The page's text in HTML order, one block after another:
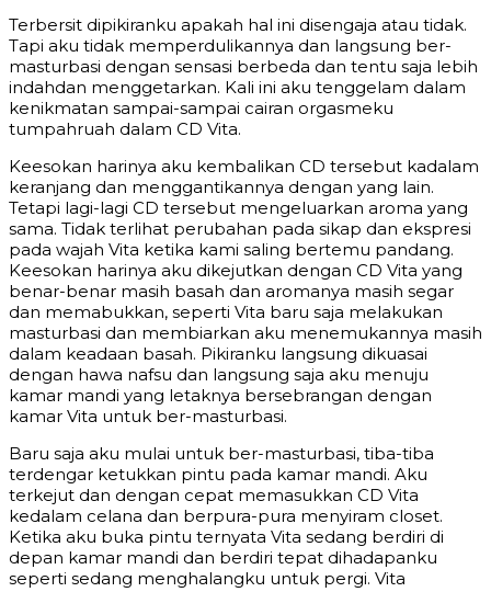
Terbersit dipikiranku apakah hal ini disengaja atau tidak.
Tapi aku tidak memperdulikannya dan langsung ber-
masturbasi dengan sensasi berbeda dan tentu saja lebih
indahdan menggetarkan. Kali ini aku tenggelam dalam
kenikmatan sampai-sampai cairan orgasmeku
tumpahruah dalam CD Vita.
Keesokan harinya aku kembalikan CD tersebut kadalam
keranjang dan menggantikannya dengan yang lain.
Tetapi lagi-lagi CD tersebut mengeluarkan aroma yang
sama. Tidak terlihat perubahan pada sikap dan ekspresi
pada wajah Vita ketika kami saling bertemu pandang.
Keesokan harinya aku dikejutkan dengan CD Vita yang
benar-benar masih basah dan aromanya masih segar
dan memabukkan, seperti Vita baru saja melakukan
masturbasi dan membiarkan aku menemukannya masih
dalam keadaan basah. Pikiranku langsung dikuasai
dengan hawa nafsu dan langsung saja aku menuju
kamar mandi yang letaknya bersebrangan dengan
kamar Vita untuk ber-masturbasi.
Baru saja aku mulai untuk ber-masturbasi, tiba-tiba
terdengar ketukkan pintu pada kamar mandi. Aku
terkejut dan dengan cepat memasukkan CD Vita
kedalam celana dan berpura-pura menyiram closet.
Ketika aku buka pintu ternyata Vita sedang berdiri di
depan kamar mandi dan berdiri tepat dihadapanku
seperti sedang menghalangku untuk pergi. Vita